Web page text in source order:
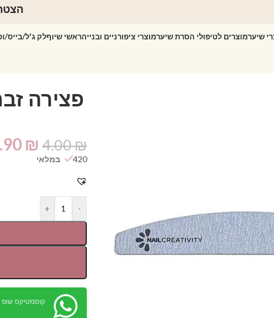
שיערמוצרים לטיפולי הסרת שיערמוצרי ציפורניים ובנייהראשי שיוףלק ג'ל/בייס/
4.00₪
₪
420 במלאי
-
+
קוסמטיקס שופ